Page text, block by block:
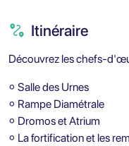
Itinéraire
Découvrez les chefs-
⚬ Salle des Urnes
⚬ Rampe Diamétrale
⚬ Dromos et Atrium
⚬ La fortification et les